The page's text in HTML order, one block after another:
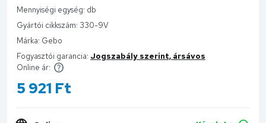
Mennyiségi egység: db
Gyártói cikkszám: 330-9V
Márka: Gebo
Fogyasztói garancia: Jogszabály szerint, ársávos
Online ár:
5 921 Ft